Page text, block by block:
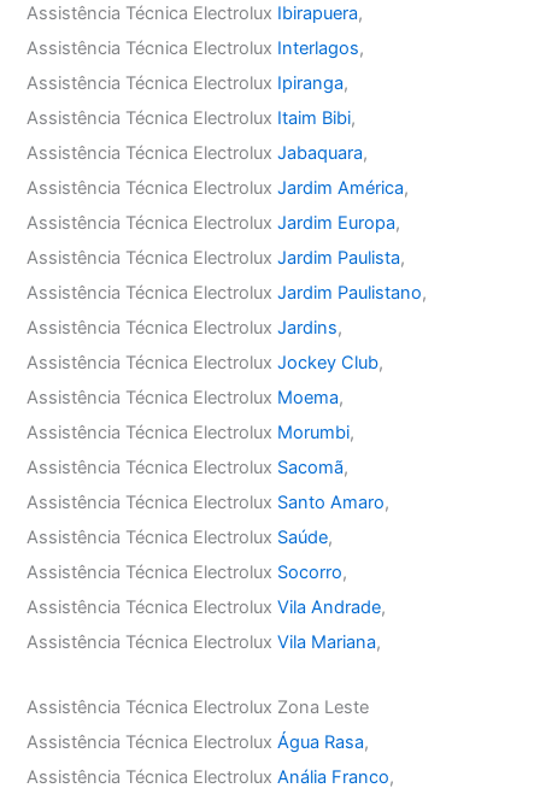
Assistência Técnica Electrolux Ibirapuera,
Assistência Técnica Electrolux Interlagos,
Assistência Técnica Electrolux Ipiranga,
Assistência Técnica Electrolux Itaim Bibi,
Assistência Técnica ElectroluxJabaquara,
Assistência Técnica ElectroluxJardim América,
Assistência Técnica ElectroluxJardim Europa,
Assistência Técnica ElectroluxJardim Paulista,
Assistência Técnica ElectroluxJardim Paulistano,
Assistência Técnica ElectroluxJardins,
Assistência Técnica ElectroluxJockey Club,
Assistência Técnica Electrolux Moema,
Assistência Técnica Electrolux Morumbi,
Assistência Técnica Electrolux Sacomã,
Assistência Técnica Electrolux Santo Amaro,
Assistência Técnica Electrolux Saúde,
Assistência Técnica Electrolux Socorro,
Assistência Técnica ElectroluxVila Andrade,
Assistência Técnica ElectroluxVila Mariana,
Assistência Técnica Electrolux Zona Leste
Assistência Técnica ElectroluxÁgua Rasa,
Assistência Técnica ElectroluxAnália Franco,